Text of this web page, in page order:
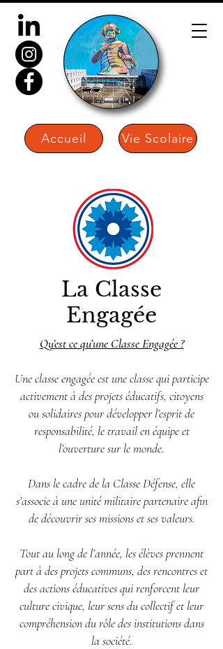
Vie Scolaire
Accueil
La Classe
Engagée
Qu’est ce qu’une Classe Engagée ?
Une classe engagée est une classe qui participe
activement à des projets éducatifs, citoyens
ou solidaires pour développer l’esprit de
responsabilité, le travail en équipe et
l’ouverture sur le monde.
Dans le cadre de la Classe Défense, elle
s’associe à une unité militaire partenaire afin
de découvrir ses missions et ses valeurs.
Tout au long de l’année, les élèves prennent
part à des projets communs, des rencontres et
des actions éducatives qui renforcent leur
culture civique, leur sens du collectif et leur
compréhension du rôle des institutions dans
la société.